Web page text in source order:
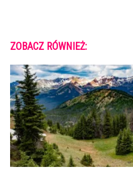
ZOBACZ RÓWNIEŻ: